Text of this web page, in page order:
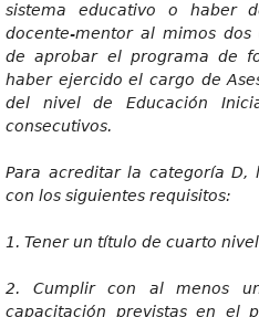
sistema educativo o haber
docente-mentor al mimos dos
de aprobar el programa de
haber ejercido el cargo de
del nivel de Educación
consecutivos.
Para acreditar la categoría D,
con los siguientes requisitos:
1. Tener un título de cuarto
2. Cumplir con al menos
capacitación previstas en el